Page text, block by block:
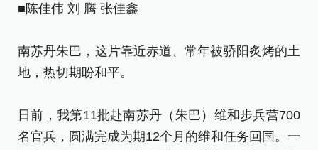
■陈佳伟 刘 腾 张佳鑫
南苏丹朱巴，这片靠近赤道、常年被骄阳炙烤的土
地，热切期盼和平。
日前，我第11批赴南苏丹（朱巴）维和步兵营700
名官兵，圆满完成为期12个月的维和任务回国。一